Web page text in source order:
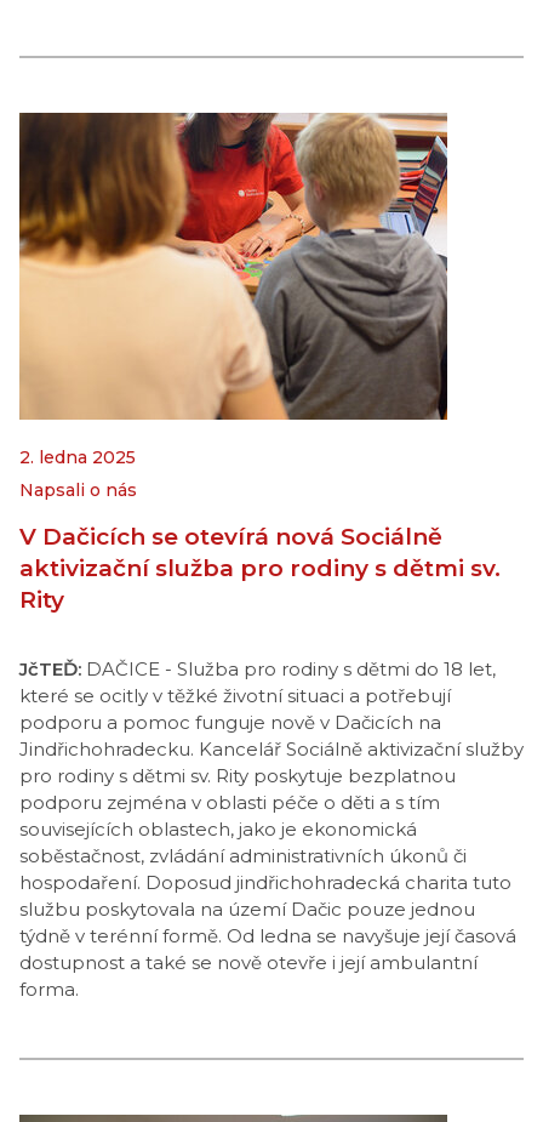
2. ledna 2025
Napsali o nás
V Dačicích se otevírá nová Sociálně
aktivizační služba pro rodiny s dětmi sv.
Rity
JčTEĎ: DAČICE - Služba pro rodiny s dětmi do 18 let,
které se ocitly v těžké životní situaci a potřebují
podporu a pomoc funguje nově v Dačicích na
Jindřichohradecku. Kancelář Sociálně aktivizační služby
pro rodiny s dětmi sv. Rity poskytuje bezplatnou
podporu zejména v oblasti péče o děti a s tím
souvisejících oblastech, jako je ekonomická
soběstačnost, zvládání administrativních úkonů či
hospodaření. Doposud jindřichohradecká charita tuto
službu poskytovala na území Dačic pouze jednou
týdně v terénní formě. Od ledna se navyšuje její časová
dostupnost a také se nově otevře i její ambulantní
forma.